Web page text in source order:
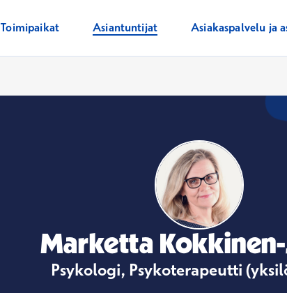
Toimipaikat Asiantuntijat Asiakaspalvelu ja
Marketta Kokkinen-
Psykologi, Psykoterapeutti